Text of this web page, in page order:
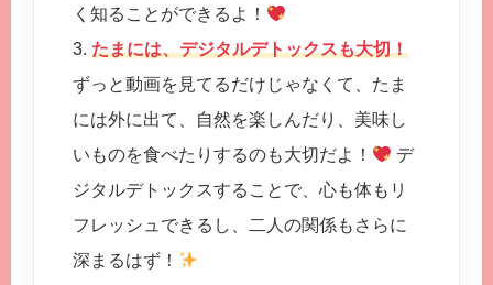
く知ることができるよ！
3. たまには、デジタルデトックスも大切！
ずっと動画を見てるだけじゃなくて、たま
には外に出て、自然を楽しんだり、美味し
いものを食べたりするのも大切だよ！
デ
ジタルデトックスすることで、心も体もリ
フレッシュできるし、二人の関係もさらに
深まるはず！